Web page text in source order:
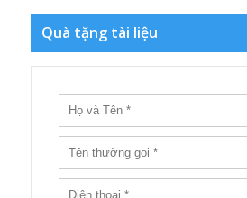
Quà tặng tài liệu